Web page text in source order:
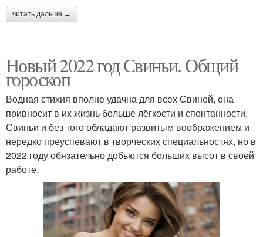
читать дальше →
Новый 2022 год Свиньи. Общий
гороскоп
Водная стихия вполне удачна для всех Свиней, она
привносит в их жизнь больше лёгкости и спонтанности.
Свиньи и без того обладают развитым воображением и
нередко преуспевают в творческих специальностях, но в
2022 году обязательно добьются больших высот в своей
работе.